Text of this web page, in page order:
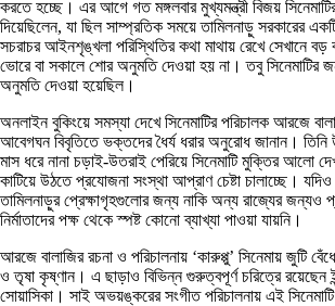
করতে হচ্ছে। এর আগে গত মঙ্গলবার মুখ্যমন্ত্রী বিজয়
দিয়েছিলেন, যা ছিল সাম্প্রতিক সময়ে তামিলনাড়ু সরকারের
সচরাচর আইনশৃঙ্খলা পরিস্থিতির কথা মাথায় রেখে সেখানে বড়
ভোরে বা সকালে শোর অনুমতি দেওয়া হয় না। তবু সিনেমাটির
অনুমতি দেওয়া হয়েছিল।
অনলাইন বুকিংয়ে সমস্যা দেখে সিনেমাটির পরিচালক আরজে
আবেগঘন বিবৃতিতে ভক্তদের ধৈর্য ধরার অনুরোধ জানান।
মাস ধরে নানা চড়াই-উতরাই পেরিয়ে সিনেমাটি মুক্তির আলো
কাটিয়ে উঠতে প্রযোজনা সংস্থা আপ্রাণ চেষ্টা চালাচ্ছে।
তামিলনাড়ুর প্রেক্ষাগৃহগুলোর জন্য নাকি অন্য রাজ্যের জন্যও
নির্মাতাদের পক্ষ থেকে স্পষ্ট কোনো ব্যাখ্যা পাওয়া যায়নি।
আরজে বালাজির রচনা ও পরিচালনায় ‘কারুপ্পু’ সিনেমায় জুটি
ও তৃষা কৃষ্ণান। এ ছাড়াও বিভিন্ন গুরুত্বপূর্ণ চরিত্রে রয়েছেন
সোয়াসিকা। সাই অভয়ঙ্করের সংগীত পরিচালনায় এই সিনেমাটি